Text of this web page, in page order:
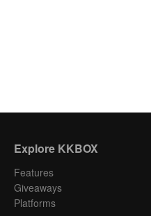
Explore KKBOX
Features
Giveaways
Platforms